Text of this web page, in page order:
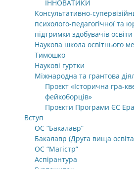
ІННОВАТИКИ
Консультативно-
психолого-педагогічної та
підтримки здобувачів освіти
Наукова школа освітнього
Тимошко
Наукові гуртки
Міжнародна та грантова
Проєкт «Історична гра-
фейкоборців»
Проєкти Програми ЄС
Вступ
ОС “Бакалавр”
Бакалавр (Друга вища
ОС “Магістр”
Аспірантура